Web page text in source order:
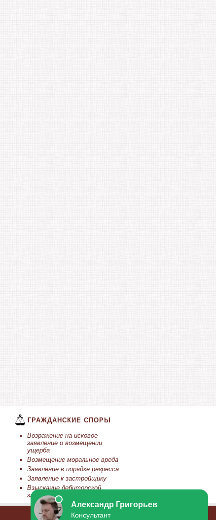
ГРАЖДАНСКИЕ СПОРЫ
Возражение на исковое
заявление о возмещении
ущерба
Возмещение моральное вреда
Заявление в порядке регресса
Заявление к застройщику
Взыскание дебиторской
задолженности